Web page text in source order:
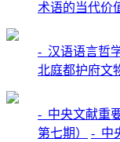
术语的当代价
- 汉语语言哲
北庭都护府文
- 中央文献重
第七期）
- 中